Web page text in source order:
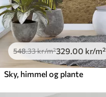
548.33kr/m²329 .00 kr/m²
Sky, himmel og plante